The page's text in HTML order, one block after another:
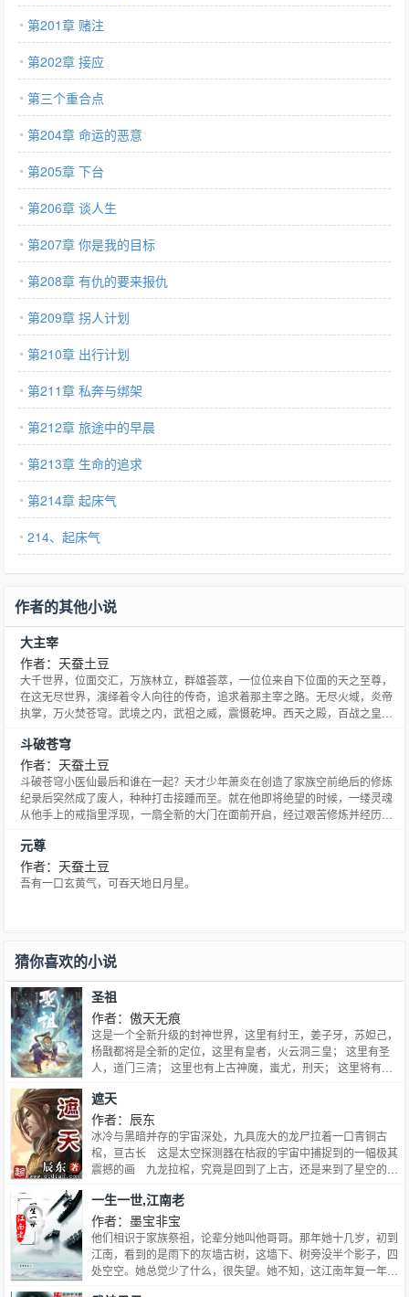
第201章 赌注
第202章 接应
第三个重合点
第204章 命运的恶意
第205章 下台
第206章 谈人生
第207章 你是我的目标
第208章 有仇的要来报仇
第209章 拐人计划
第210章 出行计划
第211章 私奔与绑架
第212章 旅途中的早晨
第213章 生命的追求
第214章 起床气
214、起床气
作者的其他小说
大主宰
作者：天蚕土豆
大千世界，位面交汇，万族林立，群雄荟萃，一位位来自下位面的天之至尊，
在这无尽世界，演绎着令人向往的传奇，追求着那主宰之路。无尽火域，炎帝
执掌，万火焚苍穹。武境之内，武祖之威，震慑乾坤。西天之殿，百战之皇，
骑九幽冥雀，闯向了那精彩绝伦的纷纭世界，主宰之路，谁主沉浮？大千世
界，万道争锋，吾为大主宰。…
斗破苍穹
作者：天蚕土豆
斗破苍穹小医仙最后和谁在一起？天才少年萧炎在创造了家族空前绝后的修炼
纪录后突然成了废人，种种打击接踵而至。就在他即将绝望的时候，一缕灵魂
从他手上的戒指里浮现，一扇全新的大门在面前开启，经过艰苦修炼并经历了
帝失踪之谜而前往大千世界......
元尊
作者：天蚕土豆
吾有一口玄黄气，可吞天地日月星。
猜你喜欢的小说
圣祖
作者：傲天无痕
这是一个全新升级的封神世界，这里有纣王，姜子牙，苏妲己，
杨戬都将是全新的定位，这里有皇者，火云洞三皇； 这里有圣
人，道门三清； 这里也有上古神魔，蚩尤，刑天； 这里将有一
时代！
遮天
作者：辰东
冰冷与黑暗并存的宇宙深处，九具庞大的龙尸拉着一口青铜古
棺，亘古长 这是太空探测器在枯寂的宇宙中捕捉到的一幅极其
震撼的画 九龙拉棺，究竟是回到了上古，还是来到了星空的
腾，激情若瀚海汹涌，欲望如深渊无止境 登天路，踏歌行，弹
指遮
一生一世,江南老
作者：墨宝非宝
他们相识于家族祭祖，论辈分她叫他哥哥。那年她十几岁，初到
江南，看到的是雨下的灰墙古树，这墙下、树旁没半个影子，四
处空空。她总觉少了什么，很失望。她不知，这江南年复一年等